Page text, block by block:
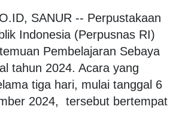
SANUR -- Perpustakaan
Indonesia (Perpusnas RI)
Pembelajaran Sebaya
tahun 2024. Acara yang
tiga hari, mulai tanggal 6
2024, tersebut bertempat